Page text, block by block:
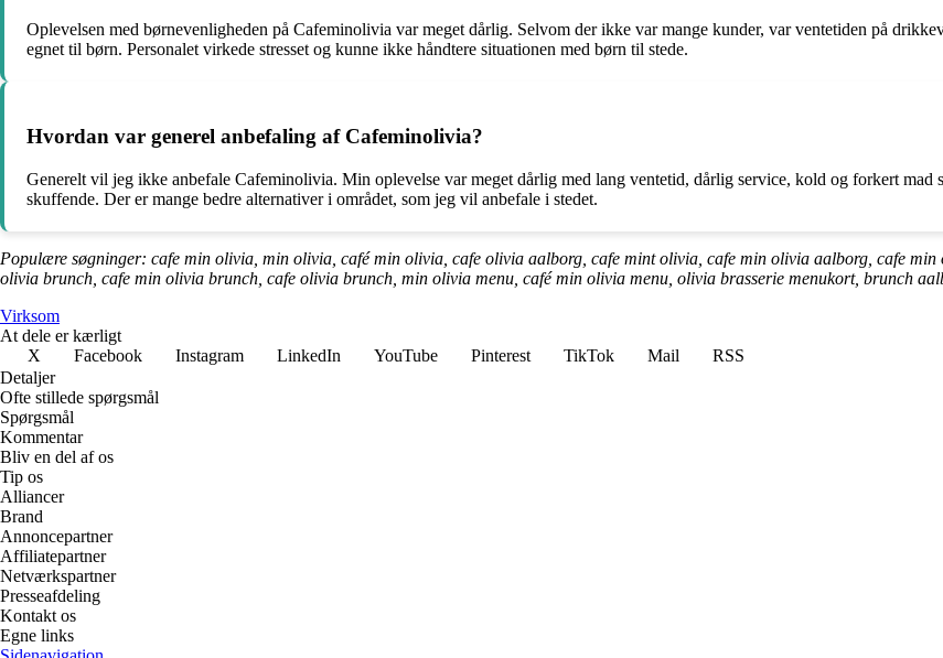
Oplevelsen med børnevenligheden på Cafeminolivia var meget dårlig. Selvom der ikke var mange kunder, var ventetiden på
egnet til børn. Personalet virkede stresset og kunne ikke håndtere situationen med børn til stede.
Hvordan var generel anbefaling af Cafeminolivia?
Generelt vil jeg ikke anbefale Cafeminolivia. Min oplevelse var meget dårlig med lang ventetid, dårlig service, kold og forkert mad
skuffende. Der er mange bedre alternativer i området, som jeg vil anbefale i stedet.
Populære søgninger: cafe min olivia, min olivia, café min olivia, cafe olivia aalborg, cafe mint olivia, cafe min olivia aalborg, cafe
olivia brunch, cafe min olivia brunch, cafe olivia brunch, min olivia menu, café min olivia menu, olivia brasserie menukort, brunch
Virksom
At dele er kærligt
X
Facebook Instagram LinkedIn YouTube Pinterest TikTok Mail
RSS
Detaljer
Ofte stillede spørgsmål
Spørgsmål
Kommentar
Bliv en del af os
Tip os
Alliancer
Brand
Annoncepartner
Affiliatepartner
Netværkspartner
Presseafdeling
Kontakt os
Egne links